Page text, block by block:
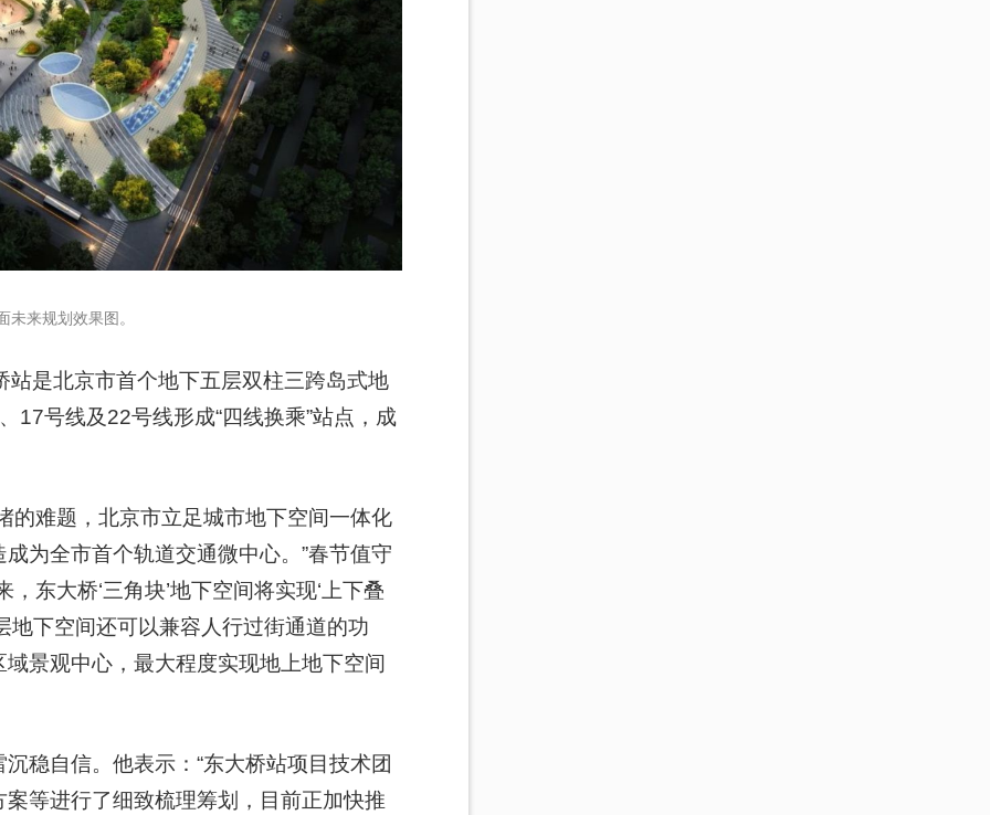
未来规划效果图。
是北京市首个地下五层双柱三跨岛式地
17号线及22号线形成“四线换乘”站点，成
的难题，北京市立足城市地下空间一体化
为全市首个轨道交通微中心。”春节值守
东大桥‘三角块’地下空间将实现‘上下叠
地下空间还可以兼容人行过街通道的功
景观中心，最大程度实现地上地下空间
稳自信。他表示：“东大桥站项目技术团
等进行了细致梳理筹划，目前正加快推